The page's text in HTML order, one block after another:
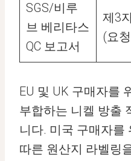
SGS/비루
브 베리타스
QC 보고서
제3
(요
EU 및 UK 구매자를
부합하는 니켈 방출
니다. 미국 구매자를
따른 원산지 라벨링